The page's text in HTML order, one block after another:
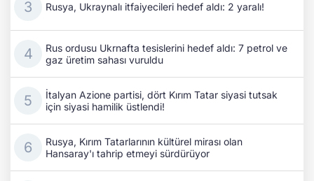
Rusya, Ukraynalı itfaiyecileri hedef aldı: 2 yaralı!
Rus ordusu Ukrnafta tesislerini hedef aldı: 7 petrol ve
gaz üretim sahası vuruldu
İtalyan Azione partisi, dört Kırım Tatar siyasi tutsak
için siyasi hamilik üstlendi!
Rusya, Kırım Tatarlarının kültürel mirası olan
Hansaray'ı tahrip etmeyi sürdürüyor